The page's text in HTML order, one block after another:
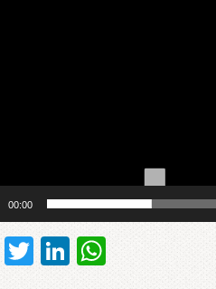
00:00
Facebook
Twitter
LinkedIn